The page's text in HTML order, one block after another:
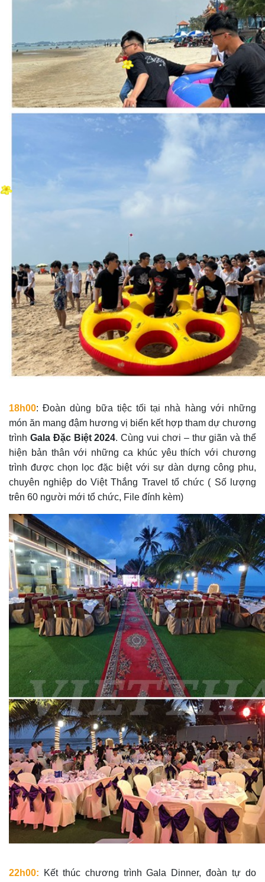
18h00: Đoàn dùng bữa tiệc tối tại nhà hàng với những
món ăn mang đậm hương vị biển kết hợp tham dự chương
trình Gala Đặc Biệt 2024. Cùng vui chơi – thư giãn và thể
hiện bản thân với những ca khúc yêu thích với chương
trình được chọn lọc đặc biệt với sự dàn dựng công phu,
chuyên nghiệp do Việt Thắng Travel tổ chức ( Số lượng
trên 60 người mới tổ chức, File đính kèm)
22h00: Kết thúc chương trình Gala Dinner, đoàn tự do